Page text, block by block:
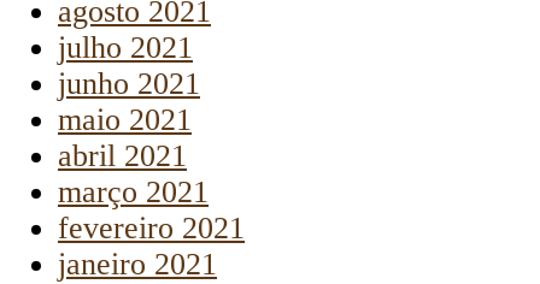
agosto 2021
julho 2021
junho 2021
maio 2021
abril 2021
março 2021
fevereiro 2021
janeiro 2021